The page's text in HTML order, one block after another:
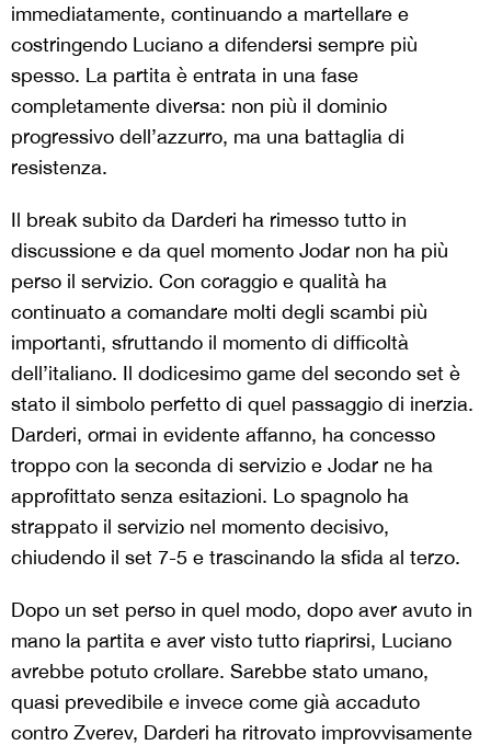
immediatamente, continuando a martellare e
costringendo Luciano a difendersi sempre più
spesso. La partita è entrata in una fase
completamente diversa: non più il dominio
progressivo dell’azzurro, ma una battaglia di
resistenza.
Il break subito da Darderi ha rimesso tutto in
discussione e da quel momento Jodar non ha più
perso il servizio. Con coraggio e qualità ha
continuato a comandare molti degli scambi più
importanti, sfruttando il momento di difficoltà
dell’italiano. Il dodicesimo game del secondo set è
stato il simbolo perfetto di quel passaggio di inerzia.
Darderi, ormai in evidente affanno, ha concesso
troppo con la seconda di servizio e Jodar ne ha
approfittato senza esitazioni. Lo spagnolo ha
strappato il servizio nel momento decisivo,
chiudendo il set 7-5 e trascinando la sfida al terzo.
Dopo un set perso in quel modo, dopo aver avuto in
mano la partita e aver visto tutto riaprirsi, Luciano
avrebbe potuto crollare. Sarebbe stato umano,
quasi prevedibile e invece come già accaduto
contro Zverev, Darderi ha ritrovato improvvisamente